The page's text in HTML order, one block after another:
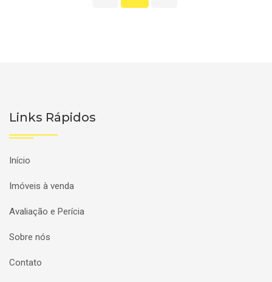
Links Rápidos
Início
Imóveis à venda
Avaliação e Perícia
Sobre nós
Contato